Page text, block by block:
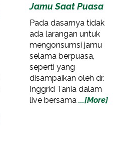
Jamu Saat Puasa
Pada dasarnya tidak
ada larangan untuk
mengonsumsi jamu
selama berpuasa,
seperti yang
disampaikan oleh dr.
Inggrid Tania dalam
live bersama ...[More]